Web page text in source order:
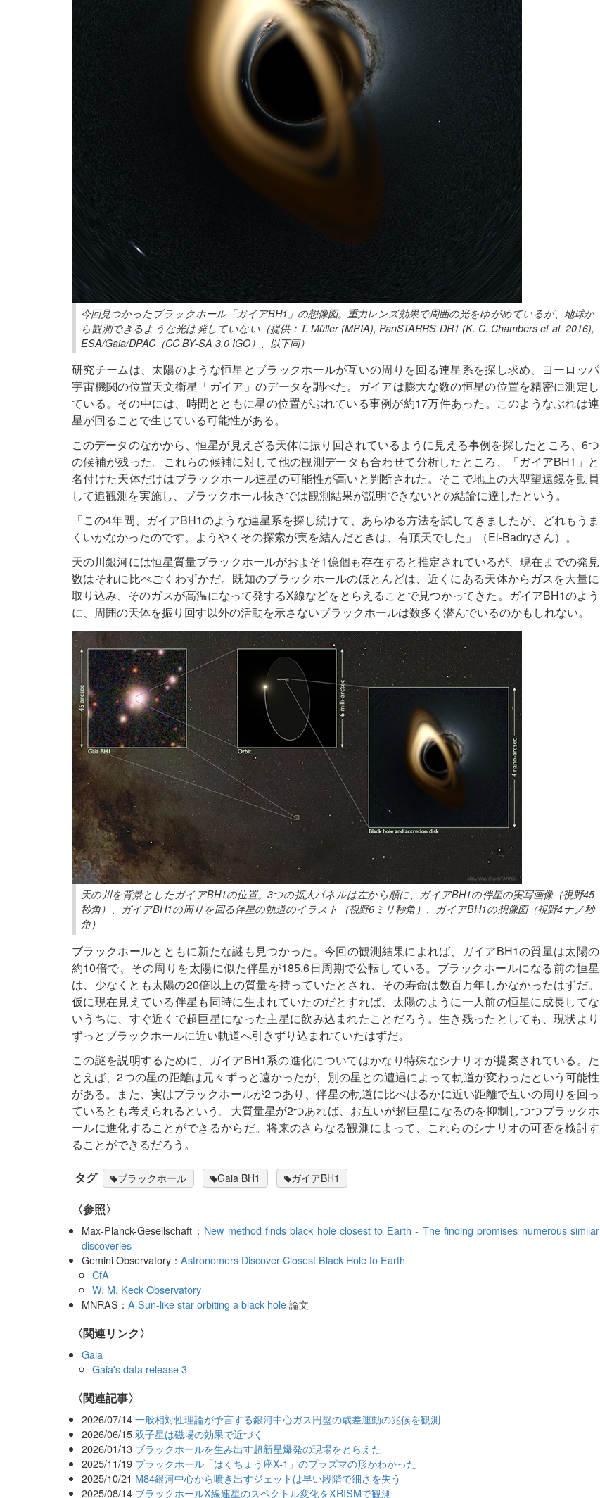
今回見つかったブラックホール「ガイアBH1」の想像図。重力レンズ効果で周囲の光をゆがめているが、地球か
ら観測できるような光は発していない（提供：T. Müller (MPIA), PanSTARRS DR1 (K. C. Chambers et al. 2016),
ESA/Gaia/DPAC（CC BY-SA 3.0 IGO）、以下同）
研究チームは、太陽のような恒星とブラックホールが互いの周りを回る連星系を探し求め、ヨーロッパ
宇宙機関の位置天文衛星「ガイア」のデータを調べた。ガイアは膨大な数の恒星の位置を精密に測定し
ている。その中には、時間とともに星の位置がぶれている事例が約17万件あった。このようなぶれは連
星が回ることで生じている可能性がある。
このデータのなかから、恒星が見えざる天体に振り回されているように見える事例を探したところ、6つ
の候補が残った。これらの候補に対して他の観測データも合わせて分析したところ、「ガイアBH1」と
名付けた天体だけはブラックホール連星の可能性が高いと判断された。そこで地上の大型望遠鏡を動員
して追観測を実施し、ブラックホール抜きでは観測結果が説明できないとの結論に達したという。
「この4年間、ガイアBH1のような連星系を探し続けて、あらゆる方法を試してきましたが、どれもうま
くいかなかったのです。ようやくその探索が実を結んだときは、有頂天でした」（El-Badryさん）。
天の川銀河には恒星質量ブラックホールがおよそ1億個も存在すると推定されているが、現在までの発見
数はそれに比べごくわずかだ。既知のブラックホールのほとんどは、近くにある天体からガスを大量に
取り込み、そのガスが高温になって発するX線などをとらえることで見つかってきた。ガイアBH1のよう
に、周囲の天体を振り回す以外の活動を示さないブラックホールは数多く潜んでいるのかもしれない。
天の川を背景としたガイアBH1の位置。3つの拡大パネルは左から順に、ガイアBH1の伴星の実写画像（視野45
秒角）、ガイアBH1の周りを回る伴星の軌道のイラスト（視野6ミリ秒角）、ガイアBH1の想像図（視野4ナノ秒
角）
ブラックホールとともに新たな謎も見つかった。今回の観測結果によれば、ガイアBH1の質量は太陽の
約10倍で、その周りを太陽に似た伴星が185.6日周期で公転している。ブラックホールになる前の恒星
は、少なくとも太陽の20倍以上の質量を持っていたとされ、その寿命は数百万年しかなかったはずだ。
仮に現在見えている伴星も同時に生まれていたのだとすれば、太陽のように一人前の恒星に成長してな
いうちに、すぐ近くで超巨星になった主星に飲み込まれたことだろう。生き残ったとしても、現状より
ずっとブラックホールに近い軌道へ引きずり込まれていたはずだ。
この謎を説明するために、ガイアBH1系の進化についてはかなり特殊なシナリオが提案されている。た
とえば、2つの星の距離は元々ずっと遠かったが、別の星との遭遇によって軌道が変わったという可能性
がある。また、実はブラックホールが2つあり、伴星の軌道に比べはるかに近い距離で互いの周りを回っ
ているとも考えられるという。大質量星が2つあれば、お互いが超巨星になるのを抑制しつつブラックホ
ールに進化することができるからだ。将来のさらなる観測によって、これらのシナリオの可否を検討す
ることができるだろう。
タグ ブラックホール Gaia BH1 ガイアBH1
〈参照〉
Max-Planck-Gesellschaft： New method finds black hole closest to Earth - The finding promises numerous similar
discoveries
Gemini Observatory：Astronomers Discover Closest Black Hole to Earth
CfA
W. M. Keck Observatory
MNRAS：A Sun-like star orbiting a black hole論文
〈関連リンク〉
Gaia
Gaia's data release 3
関連記事
2026/07/14 一般相対性理論が予言する銀河中心ガス円盤の歳差運動の兆候を観測
2026/06/15 双子星は磁場の効果で近づく
2026/01/13 ブラックホールを生み出す超新星爆発の現場をとらえた
2025/11/19 ブラックホール「はくちょう座X-1」のプラズマの形がわかった
2025/10/21 M84銀河中心から噴き出すジェットは早い段階で細さを失う
2025/08/14 ブラックホールX線連星のスペクトル変化をXRISMで観測